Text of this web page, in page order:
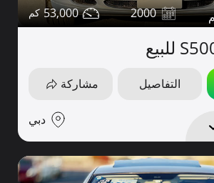
2000
53,000
التفاصيل مشاركة
دبي